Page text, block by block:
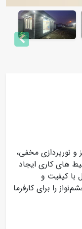
و نورپردازی مخفی،
های کاری ایجاد
با کیفیت و
را برای کارفرما